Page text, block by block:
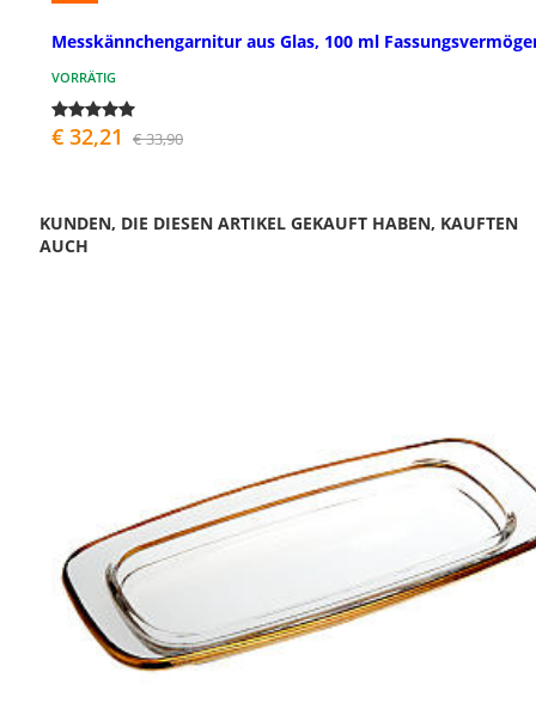
Messkännchengarnitur aus Glas, 100 ml
VORRÄTIG
€ 32,21 € 33,90
KUNDEN, DIE DIESEN ARTIKEL GEKAUFT HABEN, KAUFTEN
AUCH